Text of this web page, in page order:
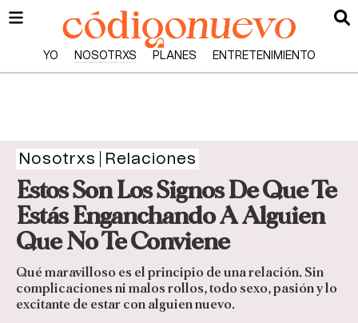
YO NOSOTRXS PLANES ENTRETENIMIENTO
Nosotrxs Relaciones
Estos Son Los Signos De Que Te
Estás Enganchando A Alguien
Que No Te Conviene
Qué maravilloso es el principio de una relación. Sin
complicaciones ni malos rollos, todo sexo, pasión y lo
excitante de estar con alguien nuevo.